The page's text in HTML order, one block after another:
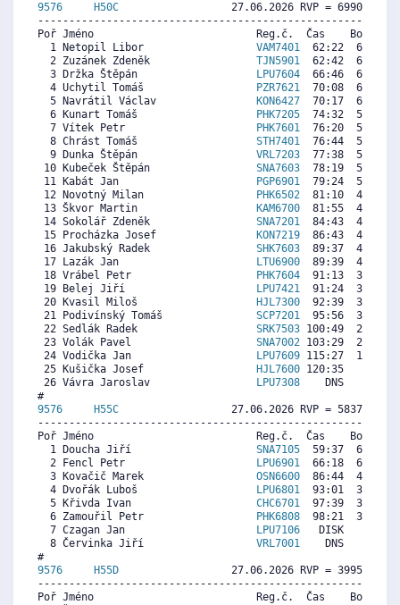
9576
H50C
27.06.2026 RVP = 6990/
Poř Jméno                          Reg.č.  Čas    Body
  1 Netopil Libor
VAM7401
62:22  6983
  2 Zuzánek Zdeněk
TJN5901
62:42  6948
  3 Držka Štěpán
LPU7604
66:46  6514
  4 Uchytil Tomáš
PZR7621
70:08  6155
  5 Navrátil Václav
KON6427
70:17  6139
  6 Kunart Tomáš
PHK7205
74:32  5686
  7 Vítek Petr
PHK7601
76:20  5495
  8 Chrást Tomáš
STH7401
76:44  5452
  9 Dunka Štěpán
VRL7203
77:38  5356
10 Kubeček Štěpán SNA7603
78:19  5283
11 Kabát Jan
PGP6901
79:24  5168
12 Novotný Milan
PHK6502
81:10  4980
13 Škvor Martin
KAM6700
81:55  4900
14 Sokolář Zdeněk SNA7201
84:43  4601
15 Procházka Josef
KON7219
86:43  4388
16 Jakubský Radek SHK7603
89:37  4079
17 Lazák Jan
LTU6900
89:39  4075
18 Vrábel Petr
PHK7604
91:13  3908
19 Belej Jiří
LPU7421
91:24  3889
20 Kvasil Miloš
HJL7300
92:39  3756
21 Podivínský Tomáš SCP7201
95:56  3406
22 Sedlák Radek SRK7503 100:49  2885
23 Volák Pavel SNA7002 103:29  2601
24 Vodička Jan
LPU7609 115:27  1326
25 Kušička Josef
HJL7600 120:35   779
26 Vávra Jaroslav
LPU7308
DNS     0
9576
H55C
27.06.2026 RVP = 5837/
Poř Jméno                          Reg.č.  Čas    Body
  1 Doucha Jiří
SNA7105
59:37  6562
  2 Fencl Petr
LPU6901
66:18  6028
  3 Kovačič Marek
OSN6600
86:44  4396
  4 Dvořák Luboš
LPU6801
93:01  3894
  5 Křivda Ivan
CHC6701
97:39  3524
  6 Zamouřil Petr
PHK6808
98:21  3468
  7 Czagan Jan
LPU7106
DISK     0
  8 Červinka Jiří
VRL7001
DNS     0
9576
H55D
27.06.2026 RVP = 3995/
Poř Jméno                          Reg.č.  Čas    Body